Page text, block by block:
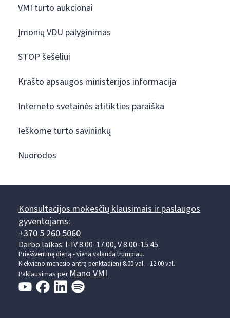
VMI turto aukcionai
Įmonių VDU palyginimas
STOP šešėliui
Krašto apsaugos ministerijos informacija
Interneto svetainės atitikties paraiška
Ieškome turto savininkų
Nuorodos
Konsultacijos mokesčių klausimais ir paslaugos
gyventojams:
+370 5 260 5060
Darbo laikas: I-IV 8.00-17.00, V 8.00-15.45.
Prieššventinę dieną - viena valanda trumpiau.
Kiekvieno mėnesio antrą penktadienį 8.00 val. - 12.00 val.
Paklausimas per Mano VMI